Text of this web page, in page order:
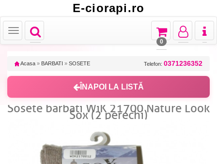
E-ciorapi.ro
Toggle
navigation
Toggle
Toggle
navigation
Toggle
navigation
Toggle
navigation
0
Acasa » BARBATI » SOSETE Telefon: 0371236352
ÎNAPOI LA LISTĂ
Sosete barbati WiK 21700 Nature Look
Sox (2 perechi)